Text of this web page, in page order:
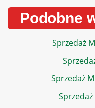
Podobne
Sprzedaż
Sprzedaż